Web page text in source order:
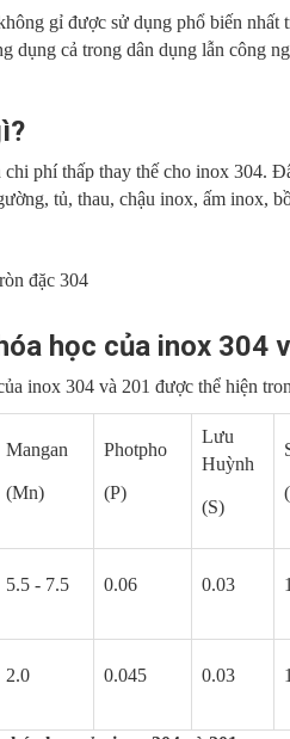
gỉ được sử dụng phổ biến
dụng cả trong dân dụng lẫn công
phí thấp thay thế cho inox 304.
tủ, thau, chậu inox, ấm inox,
đặc 304
học của inox 304
inox 304 và 201 được thể hiện
Mangan
(Mn)
Photpho
(P)
Lưu
Huỳnh
(S)
5.5 - 7.5 0.06 0.03
2.0 0.045 0.03